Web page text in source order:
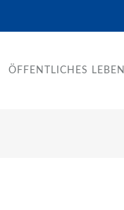
ÖFFENTLICHES LEBEN